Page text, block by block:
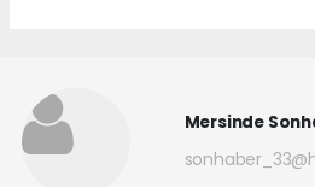
Mersinde